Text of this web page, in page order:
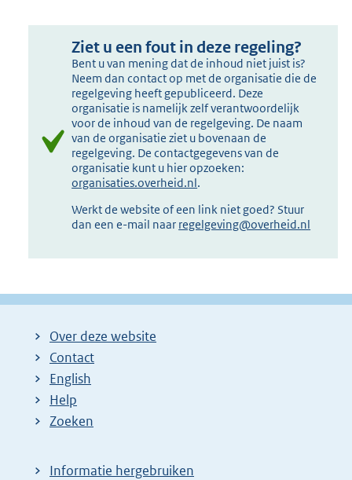
Ziet u een fout in deze regeling?
Bent u van mening dat de inhoud niet juist is?
Neem dan contact op met de organisatie die de
regelgeving heeft gepubliceerd. Deze
organisatie is namelijk zelf verantwoordelijk
voor de inhoud van de regelgeving. De naam
van de organisatie ziet u bovenaan de
regelgeving. De contactgegevens van de
organisatie kunt u hier opzoeken:
organisaties.overheid.nl.
Werkt de website of een link niet goed? Stuur
dan een e-mail naar regelgeving@overheid.nl
Over deze website
Contact
English
Help
Zoeken
Informatie hergebruiken